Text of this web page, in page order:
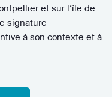
et sur l’île de
signature
à son contexte et à